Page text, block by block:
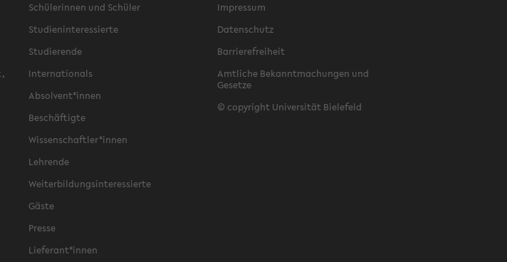
Schülerinnen und Schüler
Studieninteressierte
Studierende
Internationals
Absolvent*innen
Beschäftigte
Wissenschaftler*innen
Lehrende
Weiterbildungsinteressierte
Gäste
Presse
Lieferant*innen
Impressum
Datenschutz
Barrierefreiheit
Amtliche Bekanntmachungen und
Gesetze
© copyright Universität Bielefeld